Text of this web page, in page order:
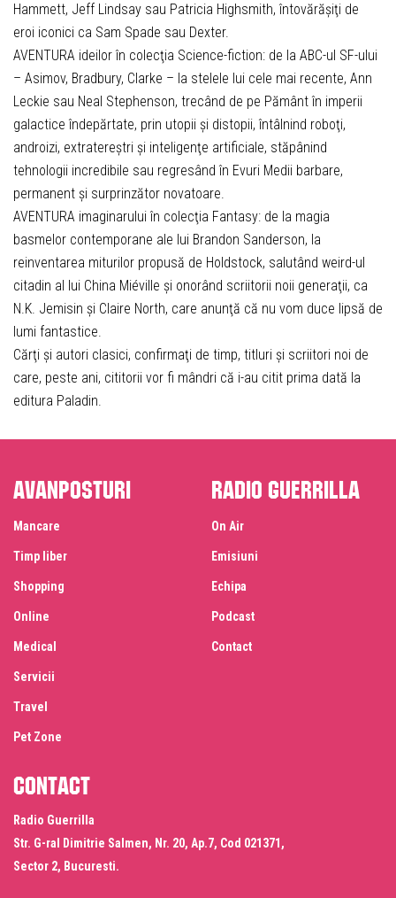
Hammett, Jeff Lindsay sau Patricia Highsmith, întovărăşiţi de
eroi iconici ca Sam Spade sau Dexter.
AVENTURA ideilor în colecţia Science-fiction: de la ABC-ul SF-ului
– Asimov, Bradbury, Clarke – la stelele lui cele mai recente, Ann
Leckie sau Neal Stephenson, trecând de pe Pământ în imperii
galactice îndepărtate, prin utopii şi distopii, întâlnind roboţi,
androizi, extratereştri şi inteligenţe artificiale, stăpânind
tehnologii incredibile sau regresând în Evuri Medii barbare,
permanent şi surprinzător novatoare.
AVENTURA imaginarului în colecţia Fantasy: de la magia
basmelor contemporane ale lui Brandon Sanderson, la
reinventarea miturilor propusă de Holdstock, salutând weird-ul
citadin al lui China Miéville şi onorând scriitorii noii generaţii, ca
N.K. Jemisin şi Claire North, care anunţă că nu vom duce lipsă de
lumi fantastice.
Cărţi şi autori clasici, confirmaţi de timp, titluri şi scriitori noi de
care, peste ani, cititorii vor fi mândri că i-au citit prima dată la
editura Paladin.
Avanposturi
Mancare
Timp liber
Shopping
Online
Medical
Servicii
Travel
Pet Zone
Radio Guerrilla
On Air
Emisiuni
Echipa
Podcast
Contact
Contact
Radio Guerrilla
Str. G-ral Dimitrie Salmen, Nr. 20, Ap.7, Cod 021371,
Sector 2, Bucuresti.